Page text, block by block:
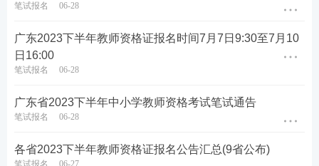
年真题
笔试报名 06-28
广东2023下半年教师资格证报名时间7月7日9:30至7月10
日16:00
笔试报名 06-28
广东省2023下半年中小学教师资格考试笔试通告
笔试报名 06-28
各省2023下半年教师资格证报名公告汇总(9省公布)